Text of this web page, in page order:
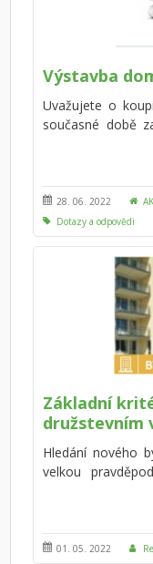
Výstavba
Uvažujete o
současné době
vystavět?
ohlášení
28. 06. 2022
Dotazy a odpovědi
Základní
družstevním
Hledání nového
velkou
nestala noční
Koupě bytu není
si koupíte bílý
01. 05. 2022